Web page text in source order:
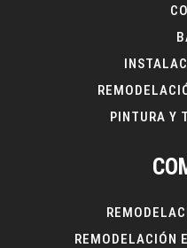
PINTURA Y
REMODELACIÓN